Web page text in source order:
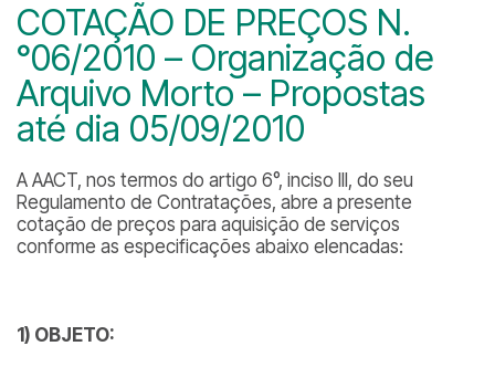
COTAÇÃO DE PREÇOS N.
°06/2010 – Organização de
Arquivo Morto – Propostas
até dia 05/09/2010
A AACT, nos termos do artigo 6°, inciso III, do seu
Regulamento de Contratações, abre a presente
cotação de preços para aquisição de serviços
conforme as especificações abaixo elencadas:
1) OBJETO: